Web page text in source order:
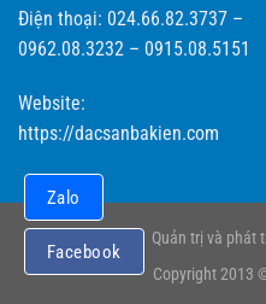
Điện thoại: 024.66.82.3737 –
0962.08.3232 – 0915.08.5151
Website:
https://dacsanbakien.com
Quản trị và phát
Copyright 2013
Zalo
Facebook